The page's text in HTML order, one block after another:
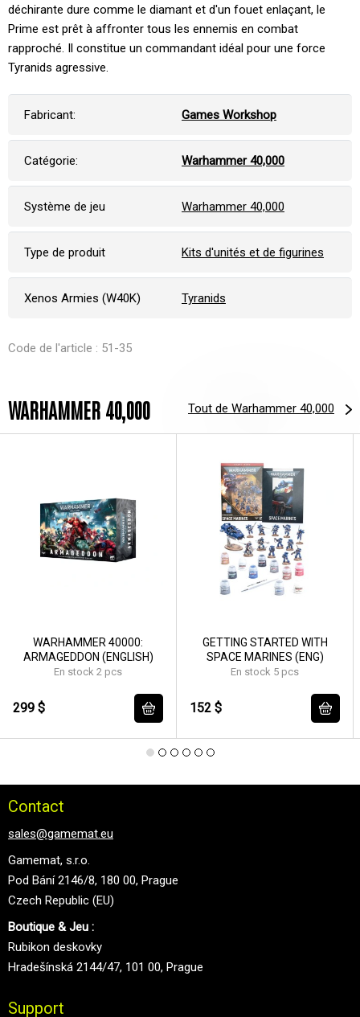
déchirante dure comme le diamant et d'un fouet enlaçant, le
Prime est prêt à affronter tous les ennemis en combat
rapproché. Il constitue un commandant idéal pour une force
Tyranids agressive.
Fabricant: Games Workshop
Catégorie: Warhammer 40,000
Système de jeu Warhammer 40,000
Type de produit Kits d'unités et de figurines
Xenos Armies (W40K) Tyranids
Code de l'article : 51-35
WARHAMMER 40,000 Tout de Warhammer 40,000
WARHAMMER 40000:
ARMAGEDDON (ENGLISH)
En stock 2 pcs
299 $
GETTING STARTED WITH
SPACE MARINES (ENG)
En stock 5 pcs
152 $
Contact
sales@gamemat.eu
Gamemat, s.r.o.
Pod Bání 2146/8, 180 00, Prague
Czech Republic (EU)
Boutique & Jeu :
Rubikon deskovky
Hradešínská 2144/47, 101 00, Prague
Support